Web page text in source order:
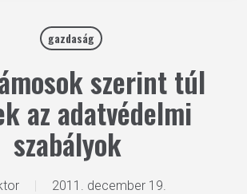
gazdaság
szerint túl
az adatvédelmi
szabályok
2011. december 19.